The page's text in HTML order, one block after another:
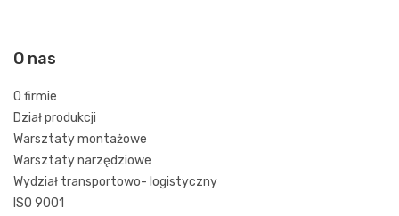
O nas
O firmie
Dział produkcji
Warsztaty montażowe
Warsztaty narzędziowe
Wydział transportowo- logistyczny
ISO 9001